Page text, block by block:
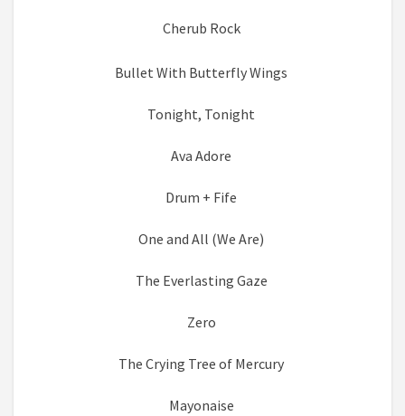
Cherub Rock
Bullet With Butterfly Wings
Tonight, Tonight
Ava Adore
Drum + Fife
One and All (We Are)
The Everlasting Gaze
Zero
The Crying Tree of Mercury
Mayonaise